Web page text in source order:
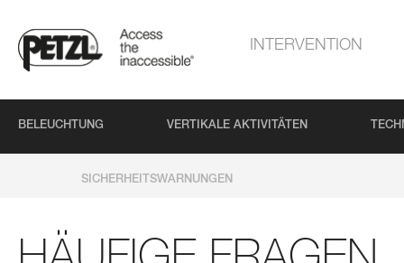
INTERVENTION
BELEUCHTUNG VERTIKALE AKTIVITÄTEN
SICHERHEITSWARNUNGEN